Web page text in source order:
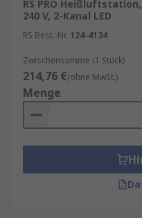
Marken wieMetcal
unserer hauseigenen
Informationen zur
eine garantierte
sowie zum
kostenfreie Lieferung
jeweiligen Produktseite.
RS ist Ihr
Bestandsmanagement
RS PRO
240 V, 2-Kanal LED
RS Best.-Nr. 124-4134
Zwischensumme (1 Stück)
214,76 €(ohne MwSt.)
Menge